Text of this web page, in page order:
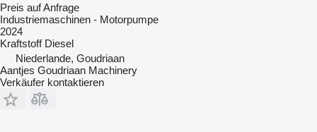
Preis auf Anfrage
Industriemaschinen - Motorpumpe
2024
Kraftstoff Diesel
Niederlande, Goudriaan
Aantjes Goudriaan Machinery
Verkäufer kontaktieren